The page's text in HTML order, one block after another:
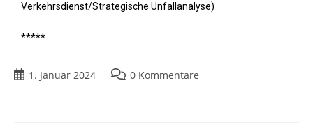
Verkehrsdienst/Strategische Unfallanalyse)
*****
1. Januar 2024 0 Kommentare